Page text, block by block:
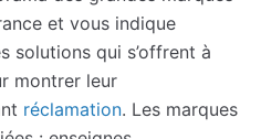
et vous indique
solutions qui s’offrent à
montrer leur
réclamation. Les marques